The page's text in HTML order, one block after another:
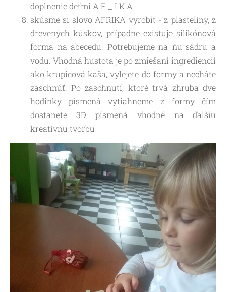
doplnenie deťmi A F _ I K A
skúsme si slovo AFRIKA vyrobiť - z plastelíny, z
drevených kúskov, prípadne existuje silikónová
forma na abecedu. Potrebujeme na ňu sádru a
vodu. Vhodná hustota je po zmiešaní ingrediencií
ako krupicová kaša, vylejete do formy a necháte
zaschnúť. Po zaschnutí, ktoré trvá zhruba dve
hodinky písmená vytiahneme z formy čím
dostanete 3D písmená vhodné na ďalšiu
kreatívnu tvorbu